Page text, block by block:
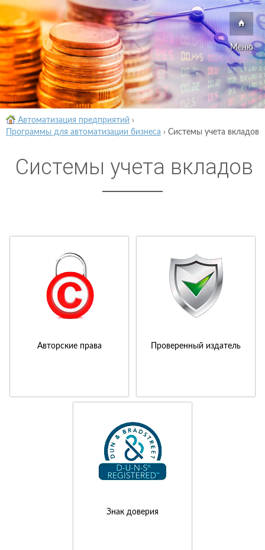
Меню
Автоматизация предприятий ›
Программы для автоматизации бизнеса › Системы учета вкладов
Системы учета вкладов
Авторские права Проверенный издатель
Знак доверия